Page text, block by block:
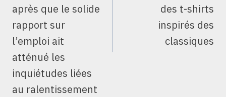
après que le solide
rapport sur
l’emploi ait
atténué les
inquiétudes liées
au ralentissement
des t-shirts
inspirés des
classiques